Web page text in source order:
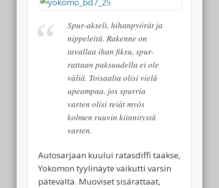
Spur-akseli, hihanpyörät ja
nippeleitä. Rakenne on
tavallaa ihan fiksu, spur-
rattaan paksuudella ei ole
väliä. Toisaalta olisi vielä
upeampaa, jos spurria
varten olisi reiät myös
kolmen ruuvin kiinnitystä
varten.
Autosarjaan kuului ratasdiffi taakse,
Yokomon tyylinäyte vaikutti varsin
pätevältä. Muoviset sisärattaat,